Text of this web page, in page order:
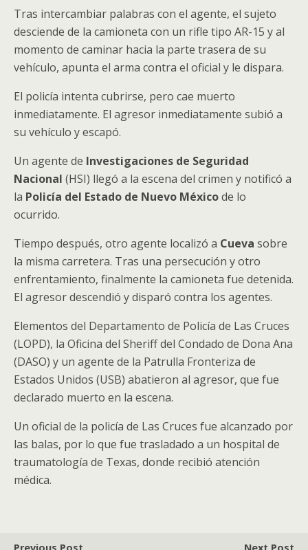
Tras intercambiar palabras con el agente, el sujeto
desciende de la camioneta con un rifle tipo AR-15 y al
momento de caminar hacia la parte trasera de su
vehículo, apunta el arma contra el oficial y le dispara.
El policía intenta cubrirse, pero cae muerto
inmediatamente. El agresor inmediatamente subió a
su vehículo y escapó.
Un agente de Investigaciones de Seguridad
Nacional (HSI) llegó a la escena del crimen y notificó a
la Policía del Estado de Nuevo Méxicode lo
ocurrido.
Tiempo después, otro agente localizó a Cueva sobre
la misma carretera. Tras una persecución y otro
enfrentamiento, finalmente la camioneta fue detenida.
El agresor descendió y disparó contra los agentes.
Elementos del Departamento de Policía de Las Cruces
(LOPD), la Oficina del Sheriff del Condado de Dona Ana
(DASO) y un agente de la Patrulla Fronteriza de
Estados Unidos (USB) abatieron al agresor, que fue
declarado muerto en la escena.
Un oficial de la policía de Las Cruces fue alcanzado por
las balas, por lo que fue trasladado a un hospital de
traumatología de Texas, donde recibió atención
médica.